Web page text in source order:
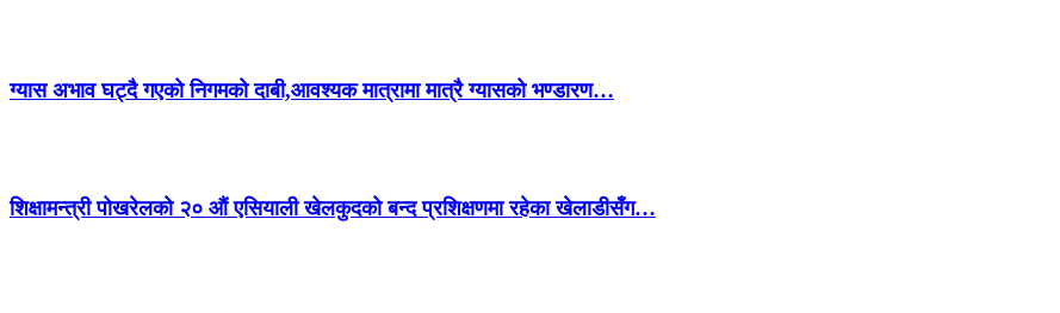
ग्यास अभाव घट्दै गएको निगमको दाबी,आवश्यक मात्रामा मात्रै ग्यासको भण्डारण…
शिक्षामन्त्री पोखरेलको २० औं एसियाली खेलकुदको बन्द प्रशिक्षणमा रहेका खेलाडीसँग…